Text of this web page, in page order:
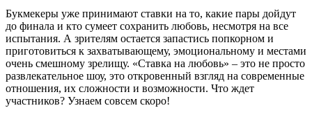
Букмекеры уже принимают ставки на то, какие пары дойдут
до финала и кто сумеет сохранить любовь, несмотря на все
испытания. А зрителям остается запастись попкорном и
приготовиться к захватывающему, эмоциональному и местами
очень смешному зрелищу. «Ставка на любовь» – это не просто
развлекательное шоу, это откровенный взгляд на современные
отношения, их сложности и возможности. Что ждет
участников? Узнаем совсем скоро!